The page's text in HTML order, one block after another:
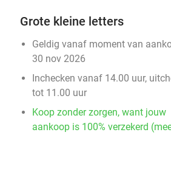
Grote kleine letters
Geldig vanaf moment van
30 nov 2026
Inchecken vanaf 14.00 uur,
tot 11.00 uur
Koop zonder zorgen, want jouw
aankoop is 100% verzekerd